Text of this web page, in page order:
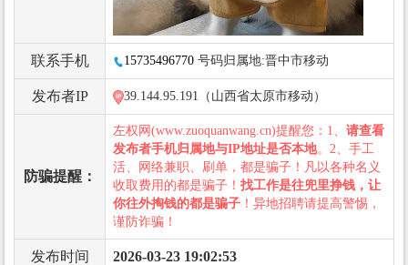
联系手机 15735496770 号码归属地:晋中市移动
发布者IP 39.144.95.191（山西省太原市移动）
防骗提醒：
左权网(www.zuoquanwang.cn)提醒您：1、 请查看
发布者手机归属地与IP地址是否本地。2、手工
活、网络兼职、刷单，都是骗子！凡以各种名义
收取费用的都是骗子！ 找工作是往兜里挣钱，让
你往外掏钱的都是骗子 ！异地招聘请提高警惕，
谨防诈骗！
发布时间 2026-03-23 19:02:53